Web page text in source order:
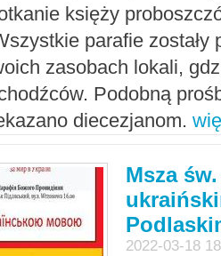
księży
parafie zostały
zasobach lokali,
Podobną
diecezjanom.
Msza
2022-03-18